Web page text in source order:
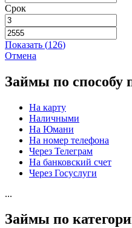
Срок
Показать (126)
Отмена
Займы по способу
На карту
Наличными
На Юмани
На номер телефона
Через Телеграм
На банковский счет
Через Госуслуги
...
Займы по